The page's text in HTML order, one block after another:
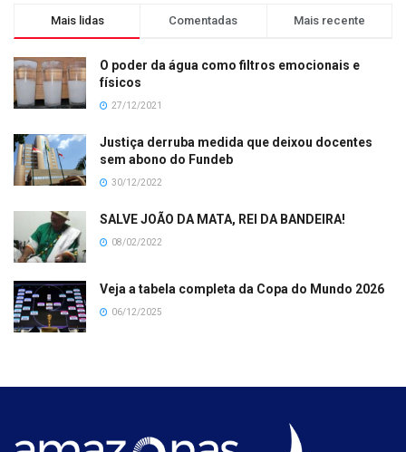
Mais lidas Comentadas Mais recente
O poder da água como filtros emocionais e
físicos
27/12/2021
Justiça derruba medida que deixou docentes
sem abono do Fundeb
30/12/2022
SALVE JOÃO DA MATA, REI DA BANDEIRA!
08/02/2022
Veja a tabela completa da Copa do Mundo 2026
06/12/2025